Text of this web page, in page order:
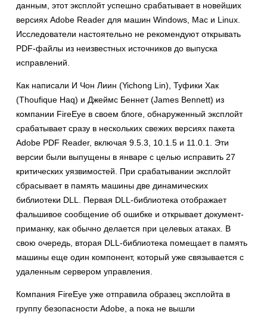
данным, этот эксплойт успешно срабатывает в новейших
версиях Adobe Reader для машин Windows, Mac и Linux.
Исследователи настоятельно не рекомендуют открывать
PDF-файлы из неизвестных источников до выпуска
исправлений.
Как написали И Чон Лиин (Yichong Lin), Туфики Хак
(Thoufique Haq) и Джеймс Беннет (James Bennett) из
компании FireEye в своем блоге, обнаруженный эксплойт
срабатывает сразу в нескольких свежих версиях пакета
Adobe PDF Reader, включая 9.5.3, 10.1.5 и 11.0.1. Эти
версии были выпущены в январе с целью исправить 27
критических уязвимостей. При срабатывании эксплойт
сбрасывает в память машины две динамических
библиотеки DLL. Первая DLL-библиотека отображает
фальшивое сообщение об ошибке и открывает документ-
приманку, как обычно делается при целевых атаках. В
свою очередь, вторая DLL-библиотека помещает в память
машины еще один компонент, который уже связывается с
удаленным сервером управления.
Компания FireEye уже отправила образец эксплойта в
группу безопасности Adobe, а пока не вышли